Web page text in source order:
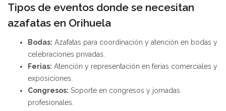
Tipos de eventos donde se necesitan
azafatas en Orihuela
Bodas: Azafatas para coordinación y atención en bodas y
celebraciones privadas.
Ferias: Atención y representación en ferias comerciales y
exposiciones.
Congresos: Soporte en congresos y jornadas
profesionales.